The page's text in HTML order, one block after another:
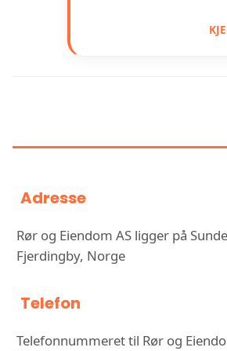
Adresse
Rør og Eiendom AS ligger på
Fjerdingby, Norge
Telefon
Telefonnummeret til Rør og